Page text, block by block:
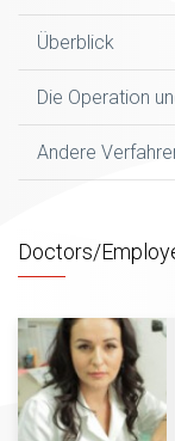
Überblick
Die Operation
Andere
Doctors/